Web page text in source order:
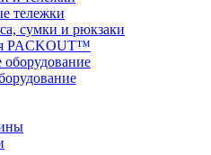
тележки
сумки и рюкзаки
PACKOUT™